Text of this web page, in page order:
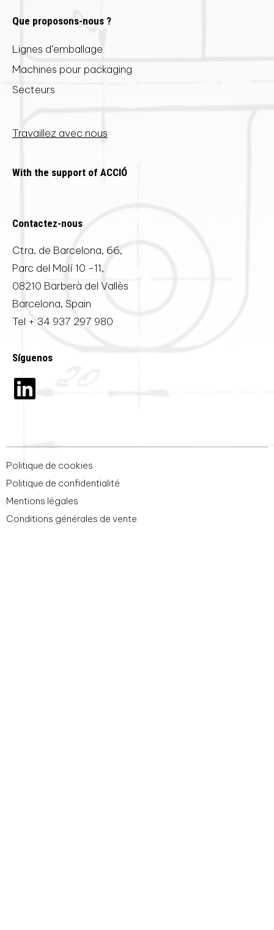
Que proposons-nous ?
Lignes d’emballage
Machines pour packaging
Secteurs
Travaillez avec nous
With the support of ACCIÓ
Contactez-nous
Ctra. de Barcelona, 66,
Parc del Molí 10 -11,
08210 Barberà del Vallès
Barcelona, Spain
Tel + 34 937 297 980
Síguenos
Politique de cookies
Politique de confidentialité
Mentions légales
Conditions générales de vente